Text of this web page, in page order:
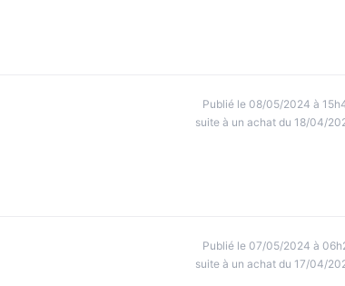
Publié le 08/05/2024 à
suite à un achat du 18/04/
Publié le 07/05/2024 à
suite à un achat du 17/04/